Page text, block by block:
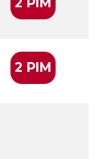
2 PIM